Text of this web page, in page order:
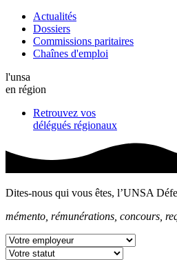
Actualités
Dossiers
Commissions paritaires
Chaînes d'emploi
l'unsa
en région
Retrouvez vos
délégués régionaux
Dites-nous qui vous êtes, l’UNSA
mémento, rémunérations, concours,